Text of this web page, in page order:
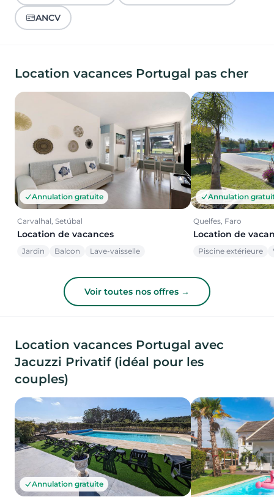
ANCV
Location vacances Portugal pas cher
Annulation gratuite
Carvalhal, Setúbal
Location de vacances
Jardin Balcon Lave-vaisselle
Annulation
Quelfes, Faro
Location de
Piscine extérieure
Voir toutes nos offres →
Location vacances Portugal avec
Jacuzzi Privatif (idéal pour les
couples)
Annulation gratuite